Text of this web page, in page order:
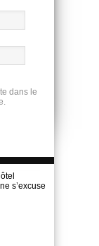
dans le
s’excuse